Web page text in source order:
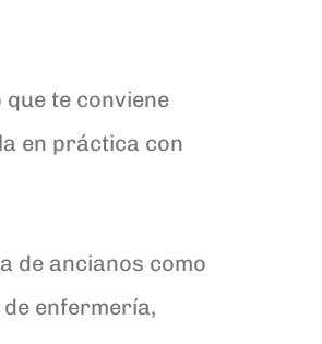
te conviene
en práctica con
de ancianos como
enfermería,